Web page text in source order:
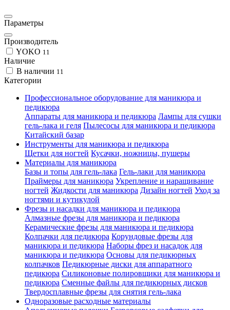
Параметры
Производитель
YOKO 11
Наличие
В наличии 11
Категории
Профессиональное оборудование для маникюра и
педикюра
Аппараты для маникюра и педикюра Лампы для сушки
гель-лака и геля Пылесосы для маникюра и педикюра
Китайский базар
Инструменты для маникюра и педикюра
Щетки для ногтей Кусачки, ножницы, пушеры
Материалы для маникюра
Базы и топы для гель-лака Гель-лаки для маникюра
Праймеры для маникюра Укрепление и наращивание
ногтей Жидкости для маникюра Дизайн ногтей Уход за
ногтями и кутикулой
Фрезы и насадки для маникюра и педикюра
Алмазные фрезы для маникюра и педикюра
Керамические фрезы для маникюра и педикюра
Колпачки для педикюра Корундовые фрезы для
маникюра и педикюра Наборы фрез и насадок для
маникюра и педикюра Основы для педикюрных
колпачков Педикюрные диски для аппаратного
педикюра Силиконовые полировщики для маникюра и
педикюра Сменные файлы для педикюрных дисков
Твердосплавные фрезы для снятия гель-лака
Одноразовые расходные материалы